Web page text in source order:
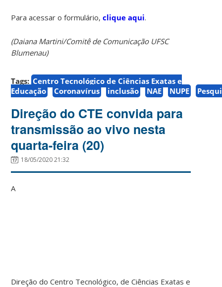
Para acessar o formulário,clique aqui.
(Daiana Martini/Comitê de Comunicação UFSC
Blumenau)
Tags: Centro Tecnológico de Ciências Exatas e
Educação
Coronavírus inclusão NAE NUPE
Direção do CTE convida para
transmissão ao vivo nesta
quarta-feira (20)
18/05/2020 21:32
A
Direção do Centro Tecnológico, de Ciências Exatas e